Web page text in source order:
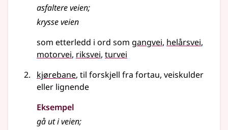
asfaltere veien;
krysse veien
som etterledd i ord som gangvei helårsvei
motorvei riksvei turvei
kjørebane, til forskjell fra fortau, veiskulder
eller lignende
Eksempel
gå ut iveien;